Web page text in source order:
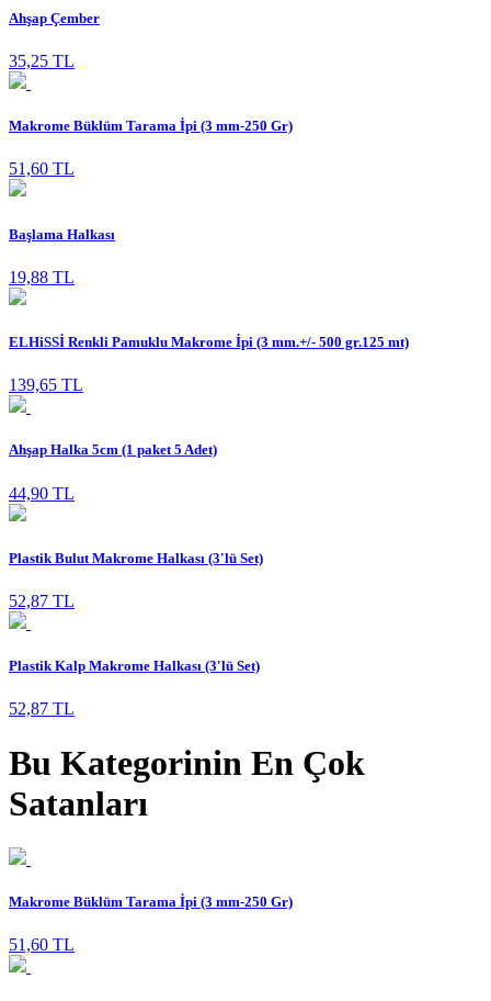
Ahşap Çember
35,25 TL
Makrome Büklüm Tarama İpi (3 mm-250 Gr)
51,60 TL
Başlama Halkası
19,88 TL
ELHiSSİ Renkli Pamuklu Makrome İpi (3 mm.+/- 500 gr.125 mt)
139,65 TL
Ahşap Halka 5cm (1 paket 5 Adet)
44,90 TL
Plastik Bulut Makrome Halkası (3'lü Set)
52,87 TL
Plastik Kalp Makrome Halkası (3'lü Set)
52,87 TL
Bu Kategorinin En Çok
Satanları
Makrome Büklüm Tarama İpi (3 mm-250 Gr)
51,60 TL